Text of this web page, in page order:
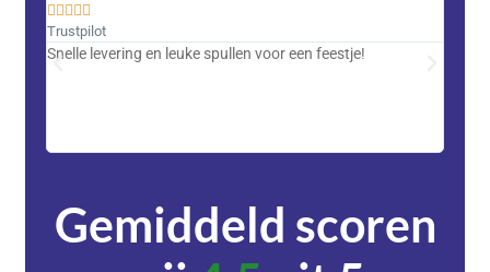

Trustpilot
Snelle levering en leuke spullen voor een feestje!
Gemiddeld scoren